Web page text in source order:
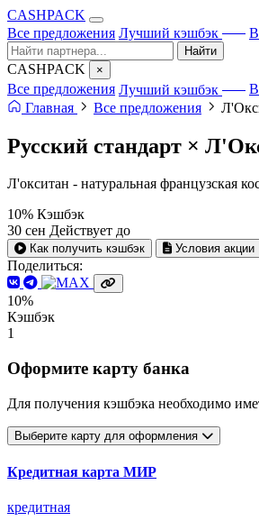
CASHPACK
Все предложения Лучший кэшбэк
Найти
CASHPACK ×
Все предложения Лучший кэшбэк
Главная
Все предложения
Русский стандарт ×
Л'окситан - натуральная французская
10% Кэшбэк
30 сен Действует до
Как получить кэшбэк Условия акции
Поделиться:
10%
Кэшбэк
1
Оформите карту банка
Для получения кэшбэка необходимо
Выберите карту для оформления
Кредитная карта МИР
кредитная